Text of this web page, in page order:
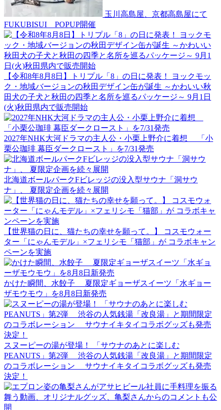
玉川高島屋、京都高島屋にて
FUKUBISUI POPUP開催
【令和8年8月8日】トリプル「8」の日に発表！ ヨックモッ
ク・地域バージョンの秋田デザイン缶が誕生 ～かわいい秋
田犬の子犬と秋田の四季と名所を巡るパッケージ～ 9月1日
(火)秋田県内で販売開始
2027年NHK大河ドラマの主人公・小栗上野介に着想 「小
栗公珈琲 幕臣ダークロースト」を7/31発売
北海道ボールパークFビレッジの没入型サウナ「洞サウ
ナ」、 夏限定企画を続々展開
【世界猫の日に、猫たちの幸せを願って。】 コスモウォー
ター「にゃんモデル」×フェリシモ「猫部」が コラボキャン
ペーンを実施
かけた瞬間、水餃子 夏限定ギョーザスイーツ「水ギョー
ザモウモウ」を8月8日新発売
スヌーピーの湯が登場！ 「サウナのあとに楽しむ
PEANUTS」第2弾 渋谷の人気銭湯「改良湯」と期間限定
のコラボレーション サウナイキタイコラボグッズも発売
決定！